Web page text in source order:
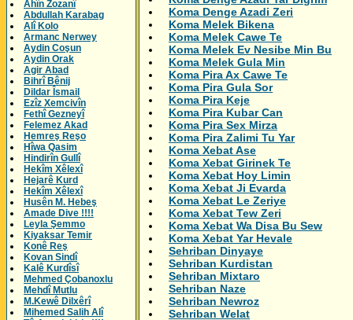
Ahîn Zozanî
Abdullah Karabag
Alî Kolo
Armanc Nerwey
Aydin Coşun
Aydin Orak
Agir Abad
Bihrî Bênij
Dildar Îsmail
Ezîz Xemcivîn
Fethî Gezneyî
Felemez Akad
Hemreş Reşo
Hîwa Qasim
Hindirîn Gullî
Hekîm Xêlexî
Hejarê Kurd
Hekîm Xêlexî
Husên M. Hebeş
Amade Dive !!!!
Leyla Şemmo
Kiyaksar Temir
Konê Reş
Kovan Sindî
Kalê Kurdîsî
Mehmed Çobanoxlu
Mehdî Mutlu
M.Kewê Dilxêrî
Mihemed Salih Alî
Koma Denge Azadi Zeri
Koma Melek Bikena
Koma Melek Cawe Te
Koma Melek Ev Nesibe Min Bu
Koma Melek Gula Min
Koma Pira Ax Cawe Te
Koma Pira Gula Sor
Koma Pira Keje
Koma Pira Kubar Can
Koma Pira Sex Mirza
Koma Pira Zalimi Tu Yar
Koma Xebat Ase
Koma Xebat Girinek Te
Koma Xebat Hoy Limin
Koma Xebat Ji Evarda
Koma Xebat Le Zeriye
Koma Xebat Tew Zeri
Koma Xebat Wa Disa Bu Sew
Koma Xebat Yar Hevale
Sehriban Dinyaye
Sehriban Kurdistan
Sehriban Mixtaro
Sehriban Naze
Sehriban Newroz
Sehriban Welat